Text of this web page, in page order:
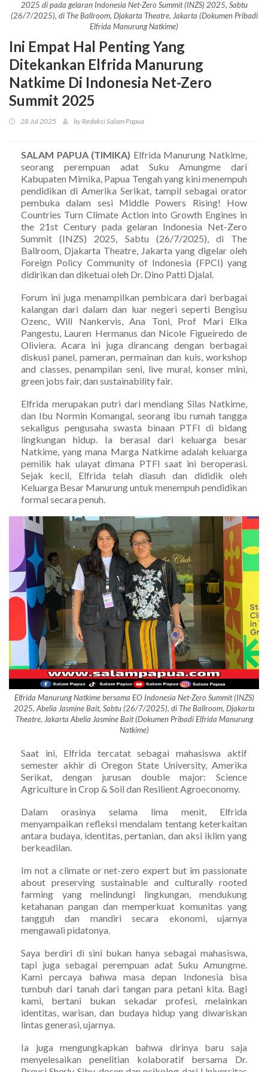
2025 di pada gelaran Indonesia Net-Zero Summit (INZS) 2025, Sabtu
(26/7/2025), di The Ballroom, Djakarta Theatre, Jakarta (Dokumen Pribadi
Elfrida Manurung Natkime)
Ini Empat Hal Penting Yang
Ditekankan Elfrida Manurung
Natkime Di Indonesia Net-Zero
Summit 2025
28 Jul 2025 by Redaksi Salam Papua
SALAM PAPUA (TIMIKA) Elfrida Manurung Natkime,
seorang perempuan adat Suku Amungme dari
Kabupaten Mimika, Papua Tengah yang kini menempuh
pendidikan di Amerika Serikat, tampil sebagai orator
pembuka dalam sesi Middle Powers Rising! How
Countries Turn Climate Action into Growth Engines in
the 21st Century pada gelaran Indonesia Net-Zero
Summit (INZS) 2025, Sabtu (26/7/2025), di The
Ballroom, Djakarta Theatre, Jakarta yang digelar oleh
Foreign Policy Community of Indonesia (FPCI) yang
didirikan dan diketuai oleh Dr. Dino Patti Djalal.
Forum ini juga menampilkan pembicara dari berbagai
kalangan dari dalam dan luar negeri seperti Bengisu
Ozenc, Will Nankervis, Ana Toni, Prof Mari Elka
Pangestu, Lauren Hermanus dan Nicole Figueiredo de
Oliviera. Acara ini juga dirancang dengan berbagai
diskusi panel, pameran, permainan dan kuis, workshop
and classes, penampilan seni, live mural, konser mini,
green jobs fair, dan sustainability fair.
Elfrida merupakan putri dari mendiang Silas Natkime,
dan Ibu Normin Komangal, seorang ibu rumah tangga
sekaligus pengusaha swasta binaan PTFI di bidang
lingkungan hidup. Ia berasal dari keluarga besar
Natkime, yang mana Marga Natkime adalah keluarga
pemilik hak ulayat dimana PTFI saat ini beroperasi.
Sejak kecil, Elfrida telah diasuh dan dididik oleh
Keluarga Besar Manurung untuk menempuh pendidikan
formal secara penuh.
Elfrida Manurung Natkime bersama EO Indonesia Net-Zero Summit (INZS)
2025, Abelia Jasmine Bait, Sabtu (26/7/2025), di The Ballroom, Djakarta
Theatre, Jakarta Abelia Jasmine Bait (Dokumen Pribadi Elfrida Manurung
Natkime)
Saat ini, Elfrida tercatat sebagai mahasiswa aktif
semester akhir di Oregon State University, Amerika
Serikat, dengan jurusan double major: Science
Agriculture in Crop & Soil dan Resilient Agroeconomy.
Dalam orasinya selama lima menit, Elfrida
menyampaikan refleksi mendalam tentang keterkaitan
antara budaya, identitas, pertanian, dan aksi iklim yang
berkeadilan.
Im not a climate or net-zero expert but im passionate
about preserving sustainable and culturally rooted
farming yang melindungi lingkungan, mendukung
ketahanan pangan dan memperkuat komunitas yang
tangguh dan mandiri secara ekonomi, ujarnya
mengawali pidatonya.
Saya berdiri di sini bukan hanya sebagai mahasiswa,
tapi juga sebagai perempuan adat Suku Amungme.
Kami percaya bahwa masa depan Indonesia bisa
tumbuh dari tanah dari tangan para petani kita. Bagi
kami, bertani bukan sekadar profesi, melainkan
identitas, warisan, dan budaya hidup yang diwariskan
lintas generasi, ujarnya.
Ia juga mengungkapkan bahwa dirinya baru saja
menyelesaikan penelitian kolaboratif bersama Dr.